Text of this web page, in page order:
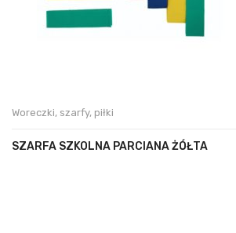
Woreczki, szarfy, piłki
SZARFA SZKOLNA PARCIANA ŻÓŁTA